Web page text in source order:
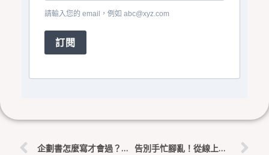
請輸入您的 email，例如 abc@xyz.com
訂閱
企劃書怎麼寫才會過？評委最愛看的「量化效益」與「痛點解藥」撰寫秘訣 告別手忙腳亂！從線上點餐、POS 結帳到 mCRM 會員整合，一套系統全搞定